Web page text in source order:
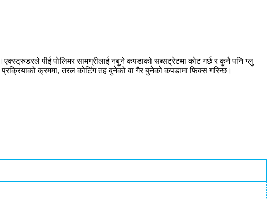
पीई पोलिमर सामग्रीलाई नबुने कपडाको सब्सट्रेटमा कोट गर्छ र कुनै पनि ग्लु
क्रममा, तरल कोटिंग तह बुनेको वा गैर बुनेको कपडामा फिक्स गरिन्छ।